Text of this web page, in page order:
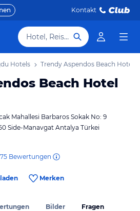
Kontakt
Hotel, Reiseziel
Hotels Trendy Aspendos Beach Hotel
Beach Hotel
Mahallesi Barbaros Sokak No: 9
Side-Manavgat Antalya Türkei
Bewertungen
Merken
Bilder Fragen